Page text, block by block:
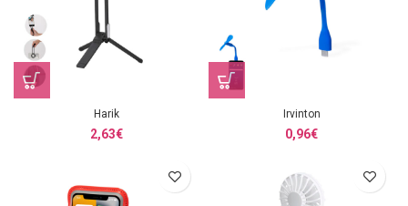
Harik
2,63€
Irvinton
0,96€